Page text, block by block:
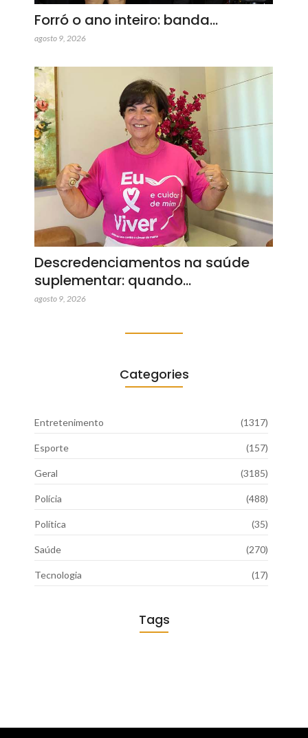
Forró o ano inteiro: banda…
agosto 9, 2026
Descredenciamentos na saúde
suplementar: quando…
agosto 9, 2026
Categories
Entretenimento (1317)
Esporte (157)
Geral (3185)
Polícia (488)
Política (35)
Saúde (270)
Tecnologia (17)
Tags